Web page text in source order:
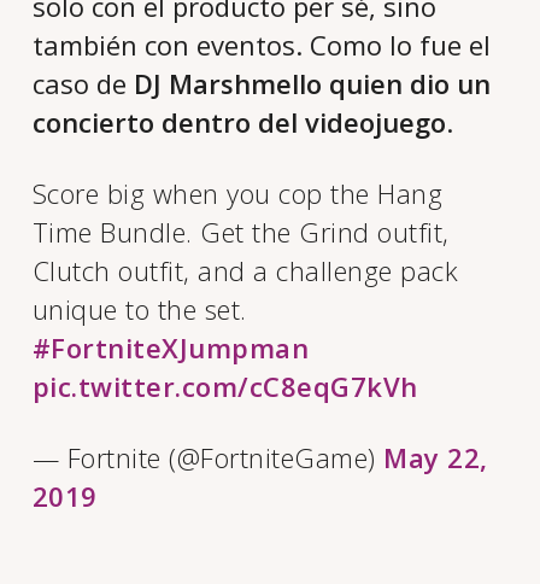
también con eventos. Como lo fue el
caso de DJ Marshmello quien dio un
concierto dentro del videojuego.
Score big when you cop the Hang
Time Bundle. Get the Grind outfit,
Clutch outfit, and a challenge pack
unique to the set.
#FortniteXJumpman
pic.twitter.com/cC8eqG7kVh
— Fortnite (@FortniteGame) May 22,
2019